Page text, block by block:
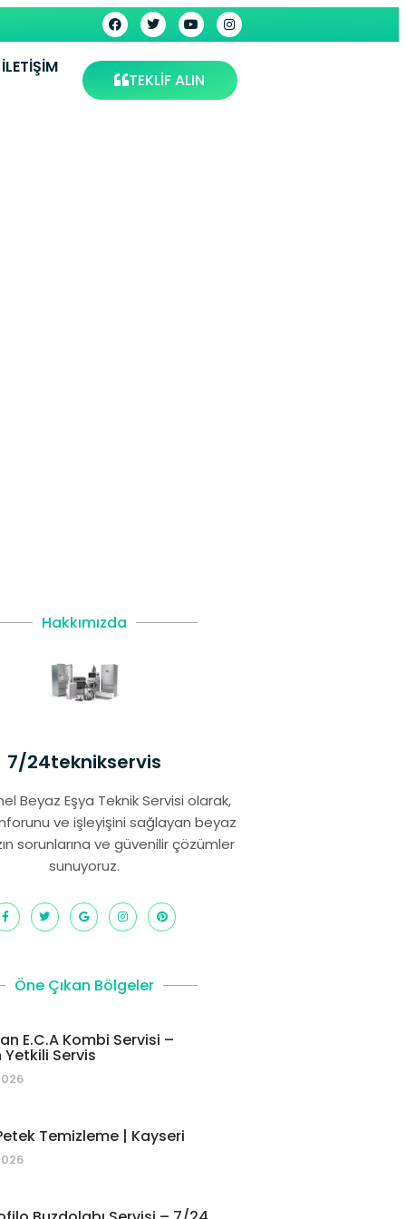
İLETIŞIM
TEKLİF ALIN
Hakkımızda
7/24teknikservis
Beyaz Eşya Teknik Servisi olarak,
ve işleyişini sağlayan beyaz
sorunlarına ve güvenilir çözümler
sunuyoruz.
Öne Çıkan Bölgeler
E.C.A Kombi Servisi –
Servis
Temizleme | Kayseri